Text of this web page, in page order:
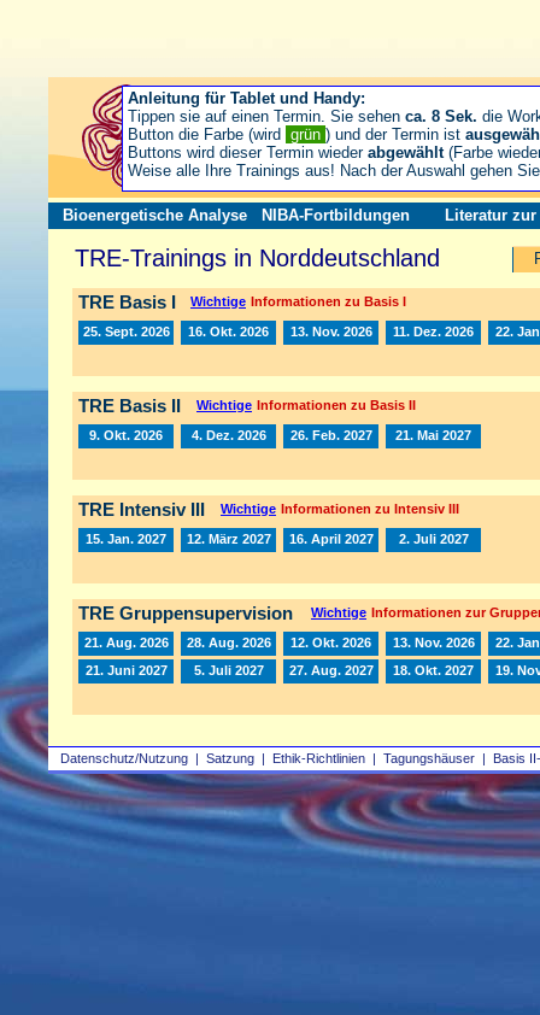
Datenschutz/Nutzung | Satzung | Ethik-Richtlinien | Tagungshäuser | Basis
Bioenergetische Analyse NIBA-Fortbildungen Literatur zur
TRE-Trainings in Norddeutschland
TRE Basis I Wichtige Informationen zu Basis I
25. Sept. 2026 16. Okt. 2026 13. Nov. 2026 11. Dez. 2026 22.
TRE Basis II Wichtige Informationen zu Basis II
9. Okt. 2026 4. Dez. 2026 26. Feb. 2027 21. Mai 2027
TRE Intensiv III Wichtige Informationen zu Intensiv III
15. Jan. 2027 12. März 2027 16. April 2027 2. Juli 2027
TRE Gruppensupervision Wichtige Informationen zur
21. Aug. 2026 28. Aug. 2026 12. Okt. 2026 13. Nov. 2026
22.
21. Juni 2027
5. Juli 2027 27. Aug. 2027 18. Okt. 2027 19.
Anleitung für Tablet und Handy:
Tippen sie auf einen Termin. Sie sehen ca. 8 Sek. die
Button die Farbe (wird grün ) und der Termin ist
Buttons wird dieser Termin wieder abgewählt(Farbe
Weise alle Ihre Trainings aus! Nach der Auswahl gehen